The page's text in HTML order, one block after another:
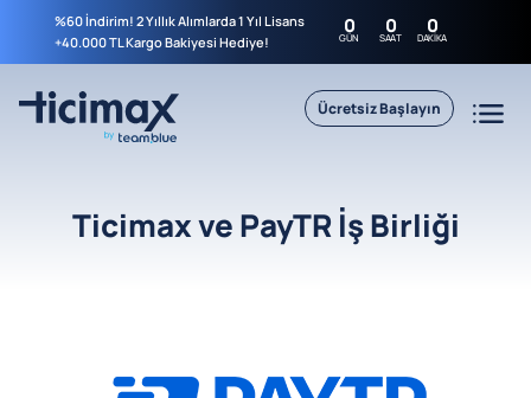
%60 İndirim! 2 Yıllık Alımlarda 1 Yıl Lisans
+40.000 TL Kargo Bakiyesi Hediye!
0
GÜN 0
SAAT 0
DAKIKA
Ücretsiz Başlayın
Ticimax ve PayTR İş Birliği